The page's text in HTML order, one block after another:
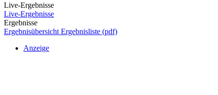
Live-Ergebnisse
Live-Ergebnisse
Ergebnisse
Ergebnisübersicht Ergebnisliste (pdf)
Anzeige